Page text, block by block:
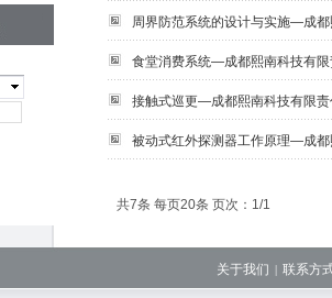
周界防范系统的设计与实施—成
食堂消费系统—成都熙南科技有限
接触式巡更—成都熙南科技有限责
被动式红外探测器工作原理—成
共7条 每页20条 页次：1/1
关于我们 | 联系方